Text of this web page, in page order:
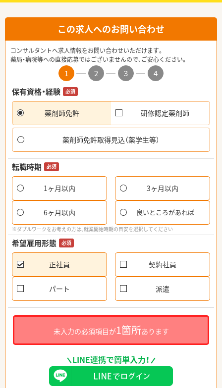
この求人へのお問い合わせ
コンサルタントへ求人情報をお問い合わせいただけます。
薬局・病院等への直接応募ではございませんので、ご安心ください。
1 2 3
4
保有資格・経験
必須
薬剤師免許 研修認定薬剤師
薬剤師免許取得見込（薬学生等）
転職時期 必須
1ヶ月以内 3ヶ月以内
6ヶ月以内 良いところがあれば
※ダブルワークをお考えの方は、就業開始時期の目安を選択してください
希望雇用形態 必須
正社員 契約社員
パート 派遣
未入力の必須項目が1箇所あります
LINE連携で簡単入力！